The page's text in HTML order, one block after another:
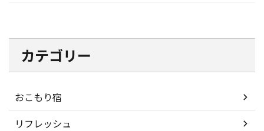
カテゴリー
おこもり宿
リフレッシュ